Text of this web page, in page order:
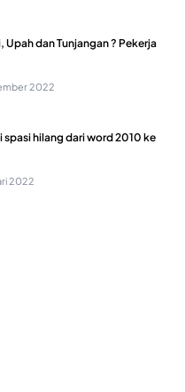
Upah dan Tunjangan ? Pekerja
2022
spasi hilang dari word 2010 ke
2022